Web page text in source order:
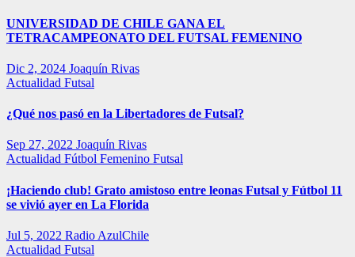
UNIVERSIDAD DE CHILE GANA EL
TETRACAMPEONATO DEL FUTSAL FEMENINO
Dic 2, 2024 Joaquín Rivas
Actualidad Futsal
¿Qué nos pasó en la Libertadores de Futsal?
Sep 27, 2022 Joaquín Rivas
Actualidad Fútbol Femenino Futsal
¡Haciendo club! Grato amistoso entre leonas Futsal y Fútbol 11
se vivió ayer en La Florida
Jul 5, 2022 Radio AzulChile
Actualidad Futsal